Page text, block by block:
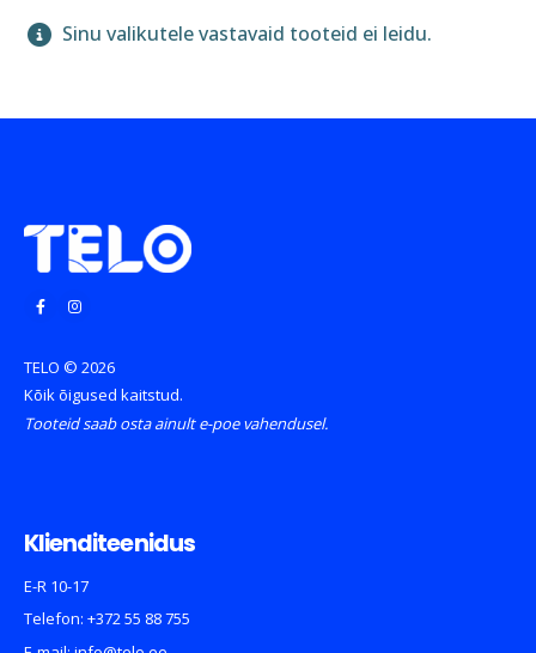
Sinu valikutele vastavaid tooteid ei leidu.
TELO © 2026
Kõik õigused kaitstud.
Tooteid saab osta ainult e-poe vahendusel.
Klienditeenidus
E-R 10-17
Telefon: +372 55 88 755